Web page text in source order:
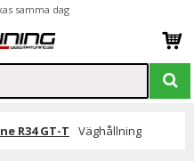
samma dag
R34 GT-T Väghållning